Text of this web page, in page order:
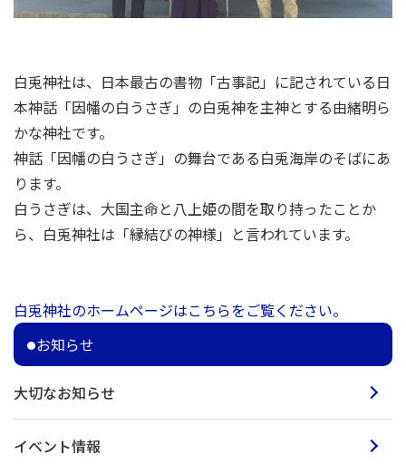
白兎神社は、日本最古の書物「古事記」に記されている日
本神話「因幡の白うさぎ」の白兎神を主神とする由緒明ら
かな神社です。
神話「因幡の白うさぎ」の舞台である白兎海岸のそばにあ
ります。
白うさぎは、大国主命と八上姫の間を取り持ったことか
ら、白兎神社は「縁結びの神様」と言われています。
白兎神社のホームページはこちらをご覧ください。
お知らせ
大切なお知らせ
イベント情報